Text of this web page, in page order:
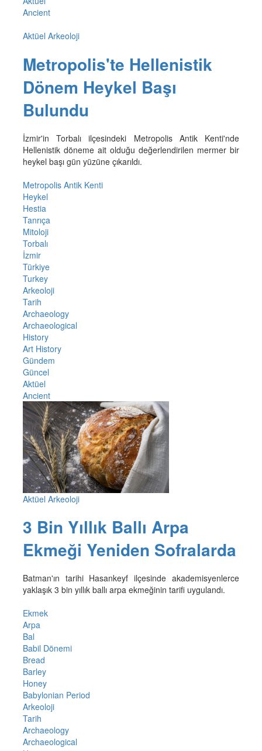
Ancient
Aktüel Arkeoloji
Metropolis'te Hellenistik
Dönem Heykel Başı
Bulundu
İzmir'in Torbalı ilçesindeki Metropolis Antik Kenti'nde
Hellenistik döneme ait olduğu değerlendirilen mermer bir
heykel başı gün yüzüne çıkarıldı.
Metropolis Antik Kenti
Heykel
Hestia
Tanrıça
Mitoloji
Torbalı
İzmir
Türkiye
Turkey
Arkeoloji
Tarih
Archaeology
Archaeological
History
Art History
Gündem
Güncel
Aktüel
Ancient
Aktüel Arkeoloji
3 Bin Yıllık Ballı Arpa
Ekmeği Yeniden Sofralarda
Batman'ın tarihi Hasankeyf ilçesinde akademisyenlerce
yaklaşık 3 bin yıllık ballı arpa ekmeğinin tarifi uygulandı.
Ekmek
Arpa
Bal
Babil Dönemi
Bread
Barley
Honey
Babylonian Period
Arkeoloji
Tarih
Archaeology
Archaeological